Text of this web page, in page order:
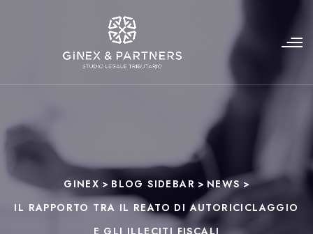
GINEX > BLOG SIDEBAR > NEWS >
IL RAPPORTO TRA IL REATO DI AUTORICICLAGGIO
E GLI ILLECITI FISCALI